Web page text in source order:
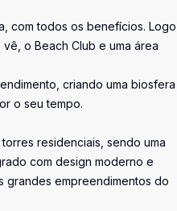
com todos os benefícios. Logo
o Beach Club e uma área
criando uma biosfera
o seu tempo.
residenciais, sendo uma
com design moderno e
grandes empreendimentos do